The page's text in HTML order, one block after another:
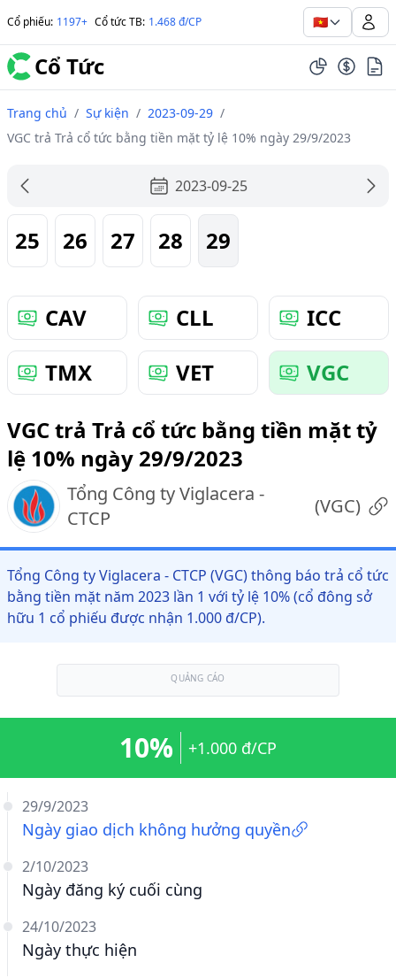
Cổ phiếu: 1197+ Cổ tức TB: 1.468 đ/CP 🇻🇳
Cổ Tức
Trang chủ / Sự kiện / 2023-09-29 /
VGC trả Trả cổ tức bằng tiền mặt tỷ lệ 10% ngày 29/9/2023
2023-09-25
25 26 27 28 29
CAV CLL
ICC
TMX
VET
VGC
VGC trả Trả cổ tức bằng tiền mặt tỷ
lệ 10% ngày 29/9/2023
Tổng Công ty Viglacera -
CTCP
(VGC)
Tổng Công ty Viglacera - CTCP (VGC) thông báo trả cổ tức
bằng tiền mặt năm 2023 lần 1 với tỷ lệ 10% (cổ đông sở
hữu 1 cổ phiếu được nhận 1.000 đ/CP).
QUẢNG CÁO
29/9/2023
Ngày giao dịch không hưởng quyền
2/10/2023
Ngày đăng ký cuối cùng
24/10/2023
Ngày thực hiện
10% +1.000 đ/CP